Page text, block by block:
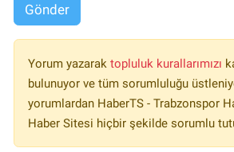
Gönder
Yorum yazarak topluluk kurallarımızı
bulunuyor ve tüm sorumluluğu
yorumlardan HaberTS - Trabzonspor
Haber Sitesi hiçbir şekilde sorumlu